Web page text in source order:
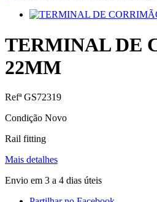
TERMINAL DE
22MM
RefªGS72319
Condição Novo
Rail fitting
Mais detalhes
Envio em 3 a 4 dias úteis